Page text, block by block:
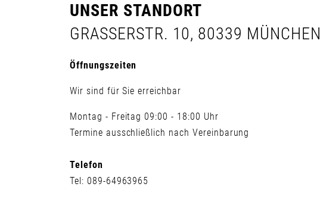
UNSER STANDORT
GRASSERSTR. 10, 80339 MÜNCHEN
Öffnungszeiten
Wir sind für Sie erreichbar
Montag - Freitag 09:00 - 18:00 Uhr
Termine ausschließlich nach Vereinbarung
Telefon
Tel: 089-64963965